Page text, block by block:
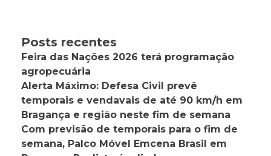
Posts recentes
Feira das Nações 2026 terá programação
agropecuária
Alerta Máximo: Defesa Civil prevê
temporais e vendavais de até 90 km/h em
Bragança e região neste fim de semana
Com previsão de temporais para o fim de
semana, Palco Móvel Emcena Brasil em